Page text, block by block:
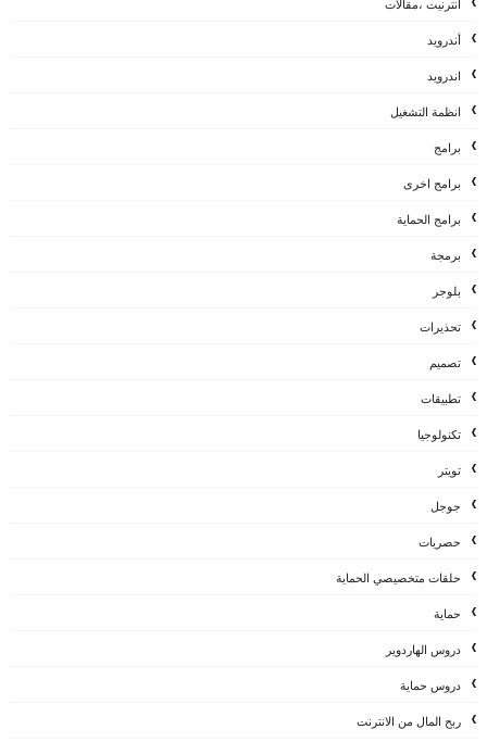
أنترنيت ،مقالات
أندرويد
اندرويد
انظمة التشغيل
برامج
برامج اخرى
برامج الحماية
برمجة
بلوجر
تحذيرات
تصميم
تطبيقات
تكنولوجيا
تويتر
جوجل
حصريات
حلقات متخصيصي الحماية
حماية
دروس الهاردوير
دروس حماية
ربح المال من الانترنت